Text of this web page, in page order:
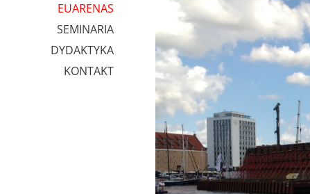
EUARENAS
SEMINARIA
DYDAKTYKA
KONTAKT